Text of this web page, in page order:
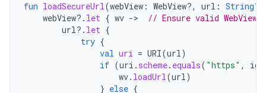
fun loadSecureUrl(webView : WebView?, url : String?
webView?. let { wv ->
// Ensure valid WebView
url?. let {
try {
val uri = URI(url)
if (uri . scheme. equals( "https" ,
wv. loadUrl(url)
} else {